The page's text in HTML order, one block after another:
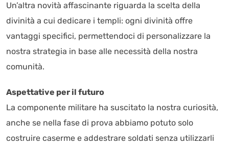
Un’altra novità affascinante riguarda la scelta della
divinità a cui dedicare i templi: ogni divinità offre
vantaggi specifici, permettendoci di personalizzare la
nostra strategia in base alle necessità della nostra
comunità.
Aspettative per il futuro
La componente militare ha suscitato la nostra curiosità,
anche se nella fase di prova abbiamo potuto solo
costruire caserme e addestrare soldati senza utilizzarli